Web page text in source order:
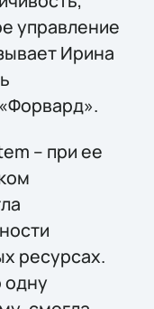
управление
Ирина
– при ее
ресурсах.
одну